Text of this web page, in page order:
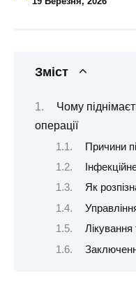
Зміст
Чому
операції
Причини
Як
Лікування